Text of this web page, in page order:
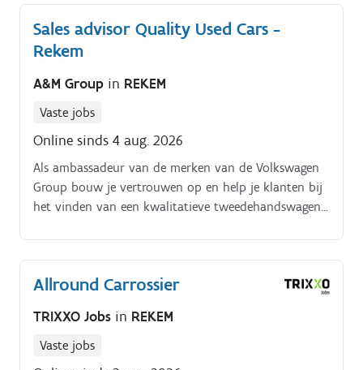
Sales advisor Quality Used Cars -
Rekem
A&M Group in REKEM
Vaste jobs
Online sinds 4 aug. 2026
Als ambassadeur van de merken van de Volkswagen
Group bouw je vertrouwen op en help je klanten bij
het vinden van een kwalitatieve tweedehandswagen
mobiliteitsbehoeften. De markt van
tweedehandswagens beweegt snel en vraagt een
commerciële aanpak.
Allround Carrossier
TRIXXO Jobs in REKEM
Vaste jobs